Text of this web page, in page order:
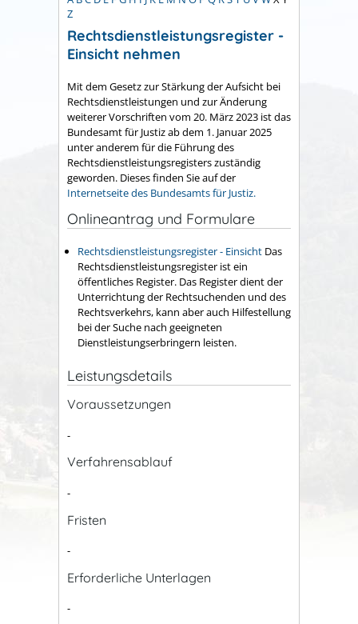
Z
Rechtsdienstleistungsregister -
Einsicht nehmen
Mit dem Gesetz zur Stärkung der Aufsicht bei
Rechtsdienstleistungen und zur Änderung
weiterer Vorschriften vom 20. März 2023 ist das
Bundesamt für Justiz ab dem 1. Januar 2025
unter anderem für die Führung des
Rechtsdienstleistungsregisters zuständig
geworden. Dieses finden Sie auf der
Internetseite des Bundesamts für Justiz.
Onlineantrag und Formulare
Rechtsdienstleistungsregister - Einsicht Das
Rechtsdienstleistungsregister ist ein
öffentliches Register. Das Register dient der
Unterrichtung der Rechtsuchenden und des
Rechtsverkehrs, kann aber auch Hilfestellung
bei der Suche nach geeigneten
Dienstleistungserbringern leisten.
Leistungsdetails
Voraussetzungen
-
Verfahrensablauf
-
Fristen
-
Erforderliche Unterlagen
-